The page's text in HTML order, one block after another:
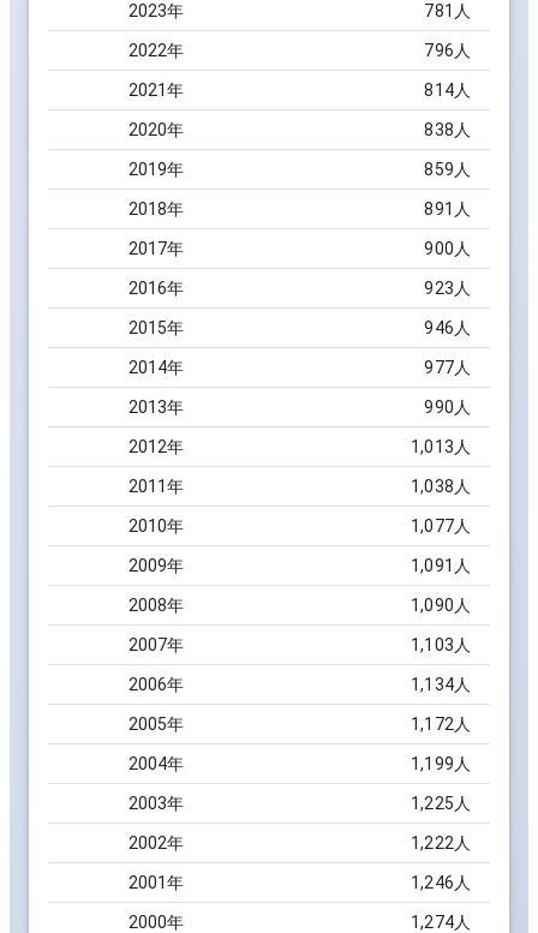
2023年 781 人
2022年 796 人
2021年 814人
2020年 838 人
2019年 859 人
2018年 891 人
2017年 900 人
2016年 923 人
2015年 946 人
2014年 977人
2013年 990 人
2012年 1,013 人
2011年 1,038 人
2010年 1,077人
2009年 1,091 人
2008年 1,090 人
2007年 1,103 人
2006年 1,134人
2005年 1,172 人
2004年 1,199 人
2003年 1,225 人
2002年 1,222 人
2001年 1,246 人
2000年 1,274人